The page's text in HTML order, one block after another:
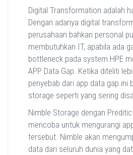
Digital Transformation adalah
Dengan adanya digital
perusahaan bahkan personal
membutuhkan IT, apabila ada
bottleneck pada system HPE
APP Data Gap. Ketika diteliti
penyebab dari app data gap ini
storage seperti yang sering
Nimble Storage dengan
mencoba untuk mengurangi
tersebut. Nimble akan
data dari seluruh dunia yang